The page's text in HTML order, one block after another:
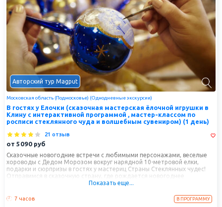
Авторский тур Magput
Московская область (Подмосковье) (Однодневные экскурсии)
В гостях у Елочки (сказочная мастерская ёлочной игрушки в
Клину с интерактивной программой , мастер-классом по
росписи стеклянного чуда и волшебным сувениром) (1 день)
21 отзыв
от 5090 руб
Сказочные новогодние встречи с любимыми персонажами, веселые
хороводы с Дедом Морозом вокруг нарядной 10-метровой елки,
подарки и сюрпризы в гостях у мастериц Страны Стеклянных чудес!
Отправимся в сказочную страну, где рождается новогоднее
единственный в России музей Елочной
елочных украшений, где вы сможете наблюдать за процессом
создания стеклянных игрушек в стеклодувном цеху! В залах музея нас
Показать еще...
7 часов В ПРОГРАММУ